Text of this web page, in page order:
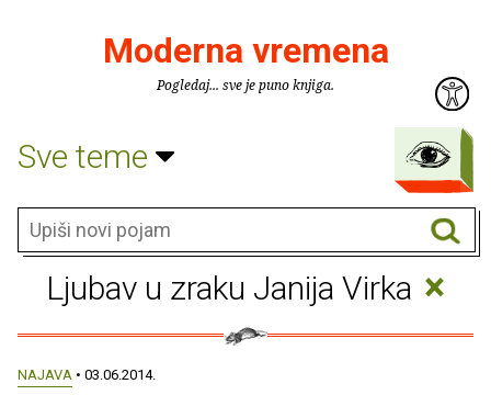
Moderna vremena
Pogledaj... sve je puno knjiga.
Sve teme
Ljubav u zraku Janija Virka ×
NAJAVA • 03.06.2014.